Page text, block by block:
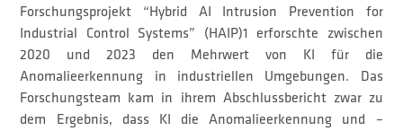
Forschungsprojekt “Hybrid AI Intrusion Prevention for
Industrial Control Systems” (HAIP)1 erforschte zwischen
2020 und 2023 den Mehrwert von KI für die
Anomalieerkennung in industriellen Umgebungen. Das
Forschungsteam kam in ihrem Abschlussbericht zwar zu
dem Ergebnis, dass KI die Anomalieerkennung und –